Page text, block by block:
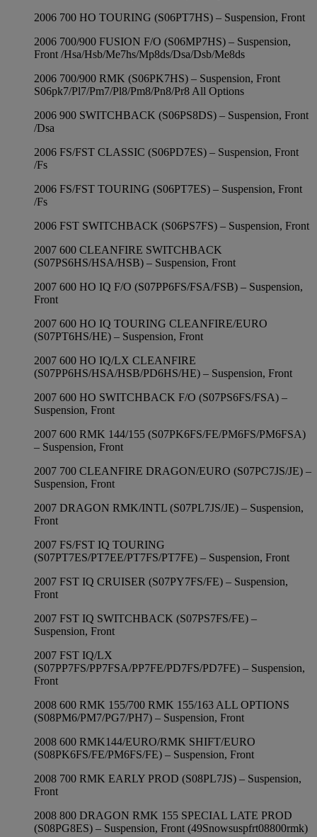
2006 700 HO TOURING (S06PT7HS) – Suspension, Front
2006 700/900 FUSION F/O (S06MP7HS) – Suspension,
Front /Hsa/Hsb/Me7hs/Mp8ds/Dsa/Dsb/Me8ds
2006 700/900 RMK (S06PK7HS) – Suspension, Front
S06pk7/Pl7/Pm7/Pl8/Pm8/Pn8/Pr8 All Options
2006 900 SWITCHBACK (S06PS8DS) – Suspension, Front
/Dsa
2006 FS/FST CLASSIC (S06PD7ES) – Suspension, Front
/Fs
2006 FS/FST TOURING (S06PT7ES) – Suspension, Front
/Fs
2006 FST SWITCHBACK (S06PS7FS) – Suspension, Front
2007 600 CLEANFIRE SWITCHBACK
(S07PS6HS/HSA/HSB) – Suspension, Front
2007 600 HO IQ F/O (S07PP6FS/FSA/FSB) – Suspension,
Front
2007 600 HO IQ TOURING CLEANFIRE/EURO
(S07PT6HS/HE) – Suspension, Front
2007 600 HO IQ/LX CLEANFIRE
(S07PP6HS/HSA/HSB/PD6HS/HE) – Suspension, Front
2007 600 HO SWITCHBACK F/O (S07PS6FS/FSA) –
Suspension, Front
2007 600 RMK 144/155 (S07PK6FS/FE/PM6FS/PM6FSA)
– Suspension, Front
2007 700 CLEANFIRE DRAGON/EURO (S07PC7JS/JE) –
Suspension, Front
2007 DRAGON RMK/INTL (S07PL7JS/JE) – Suspension,
Front
2007 FS/FST IQ TOURING
(S07PT7ES/PT7EE/PT7FS/PT7FE) – Suspension, Front
2007 FST IQ CRUISER (S07PY7FS/FE) – Suspension,
Front
2007 FST IQ SWITCHBACK (S07PS7FS/FE) –
Suspension, Front
2007 FST IQ/LX
(S07PP7FS/PP7FSA/PP7FE/PD7FS/PD7FE) – Suspension,
Front
2008 600 RMK 155/700 RMK 155/163 ALL OPTIONS
(S08PM6/PM7/PG7/PH7) – Suspension, Front
2008 600 RMK144/EURO/RMK SHIFT/EURO
(S08PK6FS/FE/PM6FS/FE) – Suspension, Front
2008 700 RMK EARLY PROD (S08PL7JS) – Suspension,
Front
2008 800 DRAGON RMK 155 SPECIAL LATE PROD
(S08PG8ES) – Suspension, Front (49Snowsuspfrt08800rmk)